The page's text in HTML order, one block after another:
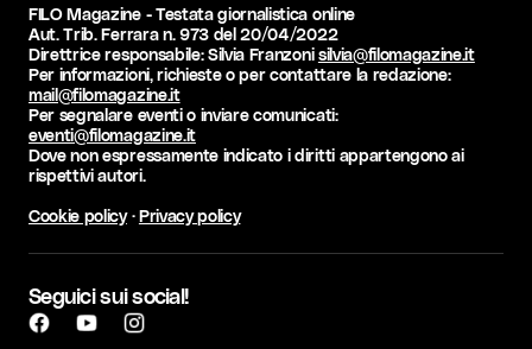
FILO Magazine - Testata giornalistica online
Aut. Trib. Ferrara n. 973 del 20/04/2022
Direttrice responsabile: Silvia Franzonisilvia@filomagazine.it
Per informazioni, richieste o per contattare la redazione:
mail@filomagazine.it
Per segnalare eventi o inviare comunicati:
eventi@filomagazine.it
Dove non espressamente indicato i diritti appartengono ai
rispettivi autori.
Cookie policy·Privacy policy
Seguici sui social!